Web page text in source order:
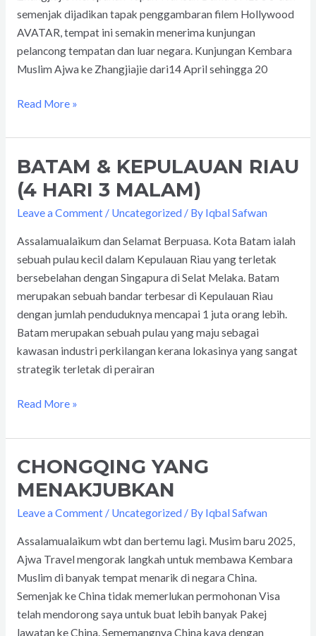
semenjak dijadikan tapak penggambaran filem Hollywood
AVATAR, tempat ini semakin menerima kunjungan
pelancong tempatan dan luar negara. Kunjungan Kembara
Muslim Ajwa ke Zhangjiajie dari14 April sehingga 20
Read More »
BATAM & KEPULAUAN RIAU
(4 HARI 3 MALAM)
Leave a Comment / Uncategorized / By Iqbal Safwan
Assalamualaikum dan Selamat Berpuasa. Kota Batam ialah
sebuah pulau kecil dalam Kepulauan Riau yang terletak
bersebelahan dengan Singapura di Selat Melaka. Batam
merupakan sebuah bandar terbesar di Kepulauan Riau
dengan jumlah penduduknya mencapai 1 juta orang lebih.
Batam merupakan sebuah pulau yang maju sebagai
kawasan industri perkilangan kerana lokasinya yang sangat
strategik terletak di perairan
BATAM
&
KEPULAUAN
RIAU
(4
HARI
3
MALAM)
Read More »
CHONGQING YANG
MENAKJUBKAN
Leave a Comment / Uncategorized / By Iqbal Safwan
Assalamualaikum wbt dan bertemu lagi. Musim baru 2025,
Ajwa Travel mengorak langkah untuk membawa Kembara
Muslim di banyak tempat menarik di negara China.
Semenjak ke China tidak memerlukan permohonan Visa
telah mendorong saya untuk buat lebih banyak Pakej
lawatan ke China. Sememangnya China kaya dengan
CHONGQING
YANG
MENAKJUBKAN